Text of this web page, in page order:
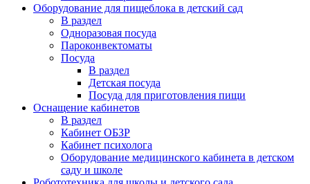
Оборудование для пищеблока в детский сад
В раздел
Одноразовая посуда
Пароконвектоматы
Посуда
В раздел
Детская посуда
Посуда для приготовления пищи
Оснащение кабинетов
В раздел
Кабинет ОБЗР
Кабинет психолога
Оборудование медицинского кабинета в детском
саду и школе